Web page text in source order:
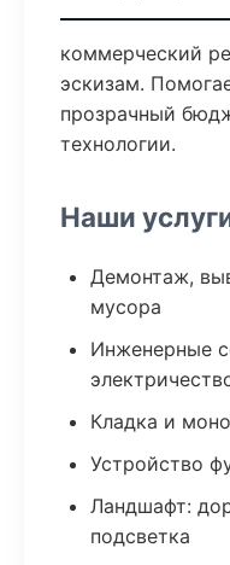
коммерческий
эскизам.
прозрачный
технологии.
Наши
Демонтаж,
мусора
Инженерные
Кладка и
Устройство
Ландшафт:
подсветка